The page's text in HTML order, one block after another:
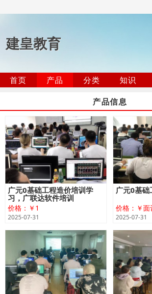
建皇教育
首页 产品 分类 知识
产品信息
广元0基础工程造价培训学
习，广联达软件培训
价格：￥1
2025-07-31
广元0基础
价格：￥面
2025-07-31